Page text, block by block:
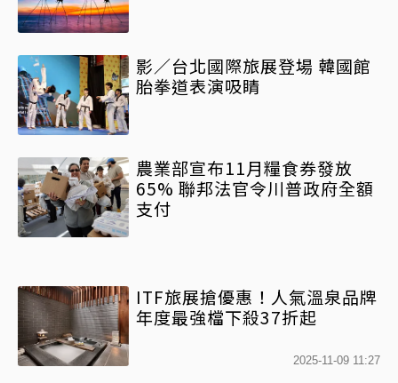
影／台北國際旅展登場 韓國館
胎拳道表演吸睛
農業部宣布11月糧食券發放
65% 聯邦法官令川普政府全額
支付
ITF旅展搶優惠！人氣溫泉品牌
年度最強檔下殺37折起
2025-11-09 11:27